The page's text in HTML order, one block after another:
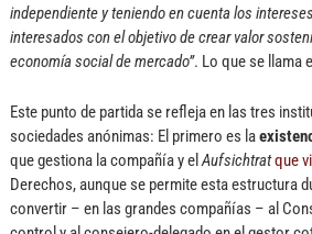
independiente y teniendo en cuenta los
interesados con el objetivo de crear valor
economía social de mercado”. Lo que se llama
Este punto de partida se refleja en las tres
sociedades anónimas: El primero es la
que gestiona la compañía y elAufsichtratque
Derechos, aunque se permite esta estructura
convertir – en las grandes compañías – al